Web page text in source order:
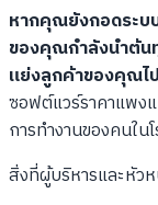
หากคุณยังกอดระบ
ของคุณกำลังนำต้น
แย่งลูกค้าของคุณไ
ซอฟต์แวร์ราคาแพง
การทำงานของคนใน
สิ่งที่ผู้บริหารและหัว